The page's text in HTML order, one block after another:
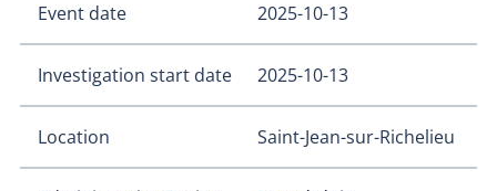
Event date 2025-10-13
Investigation start date 2025-10-13
Location Saint-Jean-sur-Richelieu